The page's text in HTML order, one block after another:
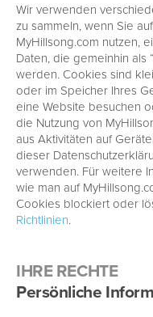
Wir verwenden
zu sammeln, wenn Sie
MyHillsong.com nutzen,
Daten, die gemeinhin als
werden. Cookies sind
oder im Speicher Ihres
eine Website besuchen
die Nutzung von
aus Aktivitäten auf
dieser
verwenden. Für weitere
wie man auf
Cookies blockiert oder
Richtlinien.
IHRE RECHTE
Persönliche